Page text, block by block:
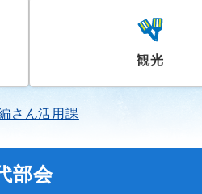
観光
さん活用課
部会